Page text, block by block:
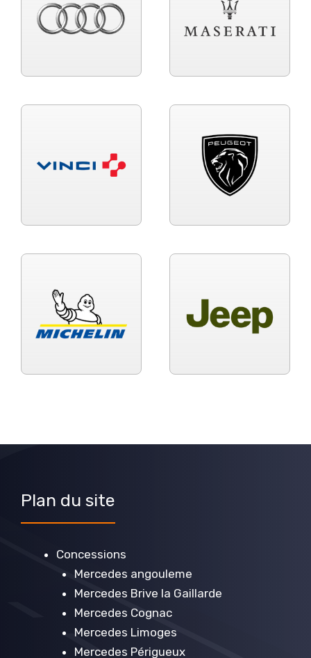
Plan du site
Concessions
Mercedes angouleme
Mercedes Brive la Gaillarde
Mercedes Cognac
Mercedes Limoges
Mercedes Périgueux